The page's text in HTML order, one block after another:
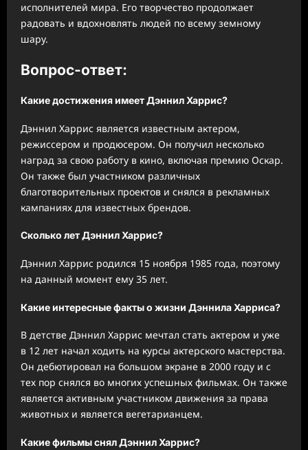
исполнителей мира. Его творчество продолжает
радовать и вдохновлять людей по всему земному
шару.
Вопрос-ответ:
Какие достижения имеет Дэннил Харрис?
Дэннил Харрис является известным актером,
режиссером и продюсером. Он получил несколько
наград за свою работу в кино, включая премию Оскар.
Он также был участником различных
благотворительных проектов и снялся в рекламных
кампаниях для известных брендов.
Сколько лет Дэннил Харрис?
Дэннил Харрис родился 15 ноября 1985 года, поэтому
на данный момент ему 35 лет.
Какие интересные факты о жизни Дэннила Харриса?
В детстве Дэннил Харрис мечтал стать актером и уже
в 12 лет начал ходить на курсы актерского мастерства.
Он дебютировал на большом экране в 2000 году и с
тех пор снялся во многих успешных фильмах. Он также
является активным участником движения за права
животных и является вегетарианцем.
Какие фильмы снял Дэннил Харрис?